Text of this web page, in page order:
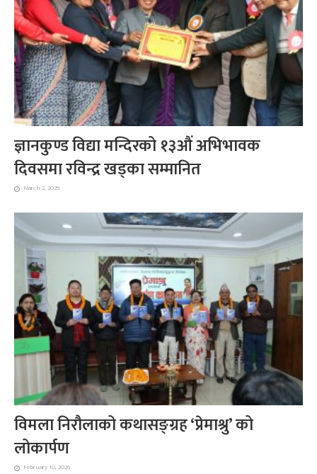
ज्ञानकुण्ड विद्या मन्दिरको १३औं अभिभावक
दिवसमा रविन्द्र खड्का सम्मानित
March 2, 2026
विमला निरौलाको कथासङ्ग्रह ‘प्रेमाश्रु’ को
लोकार्पण
February 10, 2026